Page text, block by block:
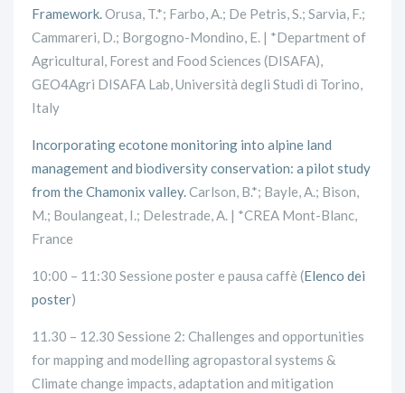
Framework. Orusa, T.*; Farbo, A.; De Petris, S.; Sarvia, F.;
Cammareri, D.; Borgogno-Mondino, E. | *Department of
Agricultural, Forest and Food Sciences (DISAFA),
GEO4Agri DISAFA Lab, Università degli Studi di Torino,
Italy
Incorporating ecotone monitoring into alpine land
management and biodiversity conservation: a pilot study
from the Chamonix valley. Carlson, B.*; Bayle, A.; Bison,
M.; Boulangeat, I.; Delestrade, A. | *CREA Mont-Blanc,
France
10:00 – 11:30 Sessione poster e pausa caffè (Elenco dei
poster)
11.30 – 12.30 Sessione 2: Challenges and opportunities
for mapping and modelling agropastoral systems &
Climate change impacts, adaptation and mitigation